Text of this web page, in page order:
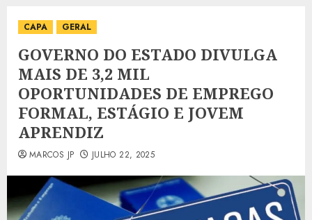
CAPA GERAL
GOVERNO DO ESTADO DIVULGA
MAIS DE 3,2 MIL
OPORTUNIDADES DE EMPREGO
FORMAL, ESTÁGIO E JOVEM
APRENDIZ
MARCOS JP JULHO 22, 2025